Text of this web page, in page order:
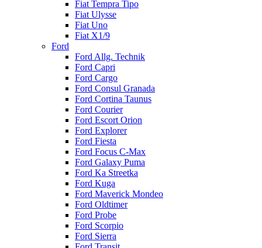
Fiat Tempra Tipo
Fiat Ulysse
Fiat Uno
Fiat X1/9
Ford
Ford Allg. Technik
Ford Capri
Ford Cargo
Ford Consul Granada
Ford Cortina Taunus
Ford Courier
Ford Escort Orion
Ford Explorer
Ford Fiesta
Ford Focus C-Max
Ford Galaxy Puma
Ford Ka Streetka
Ford Kuga
Ford Maverick Mondeo
Ford Oldtimer
Ford Probe
Ford Scorpio
Ford Sierra